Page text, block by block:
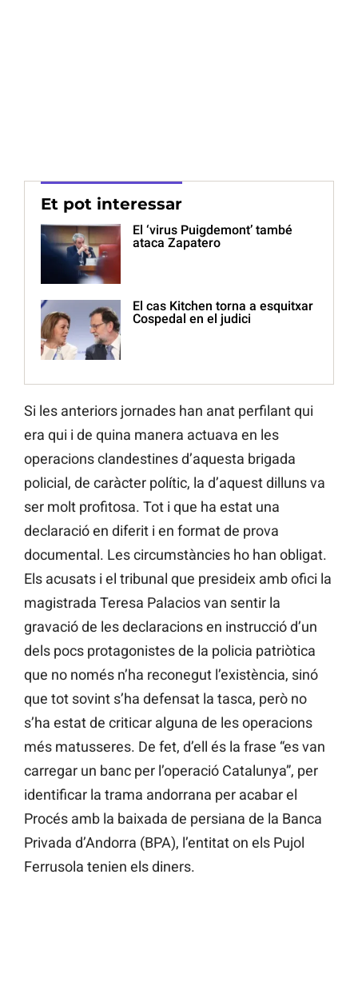
Et pot interessar
El ‘virus Puigdemont’ també
ataca Zapatero
El cas Kitchen torna a esquitxar
Cospedal en el judici
Si les anteriors jornades han anat perfilant qui
era qui i de quina manera actuava en les
operacions clandestines d’aquesta brigada
policial, de caràcter polític, la d’aquest dilluns va
ser molt profitosa. Tot i que ha estat una
declaració en diferit i en format de prova
documental. Les circumstàncies ho han obligat.
Els acusats i el tribunal que presideix amb ofici la
magistrada Teresa Palacios van sentir la
gravació de les declaracions en instrucció d’un
dels pocs protagonistes de la policia patriòtica
que no només n’ha reconegut l’existència, sinó
que tot sovint s’ha defensat la tasca, però no
s’ha estat de criticar alguna de les operacions
més matusseres. De fet, d’ell és la frase “es van
carregar un banc per l’operació Catalunya”, per
identificar la trama andorrana per acabar el
Procés amb la baixada de persiana de la Banca
Privada d’Andorra (BPA), l’entitat on els Pujol
Ferrusola tenien els diners.